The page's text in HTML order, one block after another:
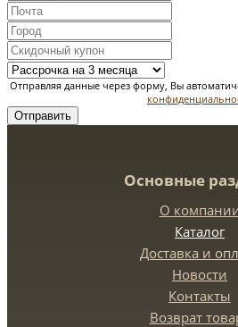
Отправляя данные через форму, Вы
Отправить
Основные
О
Каталог
Доставка и
Новости
Контакты
Возврат